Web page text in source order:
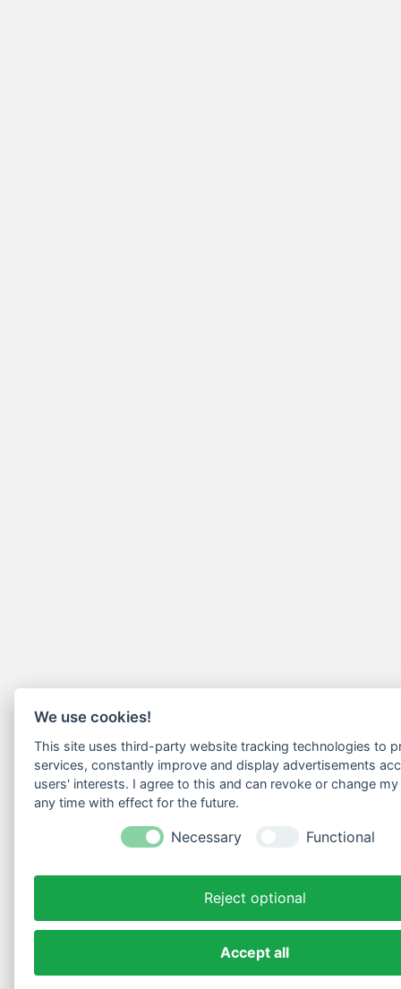
We use cookies!
This site uses third-party website tracking technologies to
services, constantly improve and display advertisements
users' interests. I agree to this and can revoke or change
any time with effect for the future.
Necessary Functional
Reject optional
Accept all